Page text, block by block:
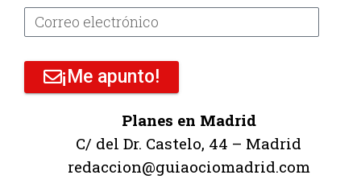
¡Me apunto!
Planes en Madrid
C/ del Dr. Castelo, 44 – Madrid
redaccion@guiaociomadrid.com